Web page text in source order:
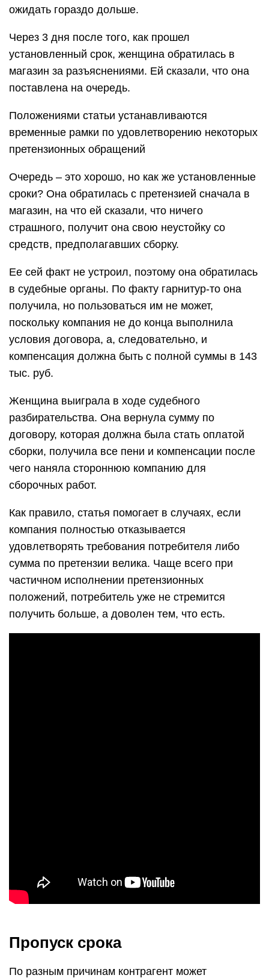
ожидать гораздо дольше.
Через 3 дня после того, как прошел
установленный срок, женщина обратилась в
магазин за разъяснениями. Ей сказали, что она
поставлена на очередь.
Положениями статьи устанавливаются
временные рамки по удовлетворению некоторых
претензионных обращений
Очередь – это хорошо, но как же установленные
сроки? Она обратилась с претензией сначала в
магазин, на что ей сказали, что ничего
страшного, получит она свою неустойку со
средств, предполагавших сборку.
Ее сей факт не устроил, поэтому она обратилась
в судебные органы. По факту гарнитур-то она
получила, но пользоваться им не может,
поскольку компания не до конца выполнила
условия договора, а, следовательно, и
компенсация должна быть с полной суммы в 143
тыс. руб.
Женщина выиграла в ходе судебного
разбирательства. Она вернула сумму по
договору, которая должна была стать оплатой
сборки, получила все пени и компенсации после
чего наняла стороннюю компанию для
сборочных работ.
Как правило, статья помогает в случаях, если
компания полностью отказывается
удовлетворять требования потребителя либо
сумма по претензии велика. Чаще всего при
частичном исполнении претензионных
положений, потребитель уже не стремится
получить больше, а доволен тем, что есть.
Пропуск срока
По разным причинам контрагент может